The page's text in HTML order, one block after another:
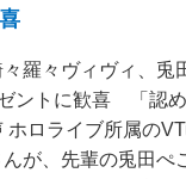
羅々ヴィヴィ、兎
ントに歓喜 「認
ホロライブ所属の
が、先輩の兎田ぺ